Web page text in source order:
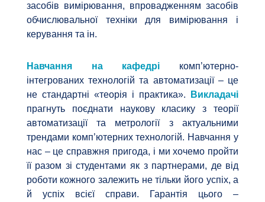
засобів вимірювання, впровадженням засобів
обчислювальної техніки для вимірювання і
керування та ін.
Навчання на кафедрі комп’ютерно-
інтегрованих технологій та автоматизації – це
не стандартні «теорія і практика».
Викладачі
прагнуть поєднати наукову класику з теорії
автоматизації та метрології з актуальними
трендами комп’ютерних технологій. Навчання у
нас – це справжня пригода, і ми хочемо пройти
її разом зі студентами як з партнерами, де від
роботи кожного залежить не тільки його успіх, а
й успіх всієї справи. Гарантія цього –